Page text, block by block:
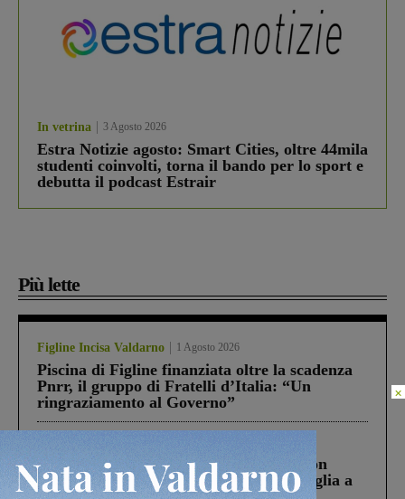
In vetrina 3 Agosto 2026
Estra Notizie agosto: Smart Cities, oltre 44mila
studenti coinvolti, torna il bando per lo sport e
debutta il podcast Estrair
Più lette
Figline Incisa Valdarno 1 Agosto 2026
Piscina di Figline finanziata oltre la scadenza
Pnrr, il gruppo di Fratelli d’Italia: “Un
ringraziamento al Governo”
Scomparso da una struttura di Castiglion
Fiorentino l’uomo che aveva ucciso la figlia a
×